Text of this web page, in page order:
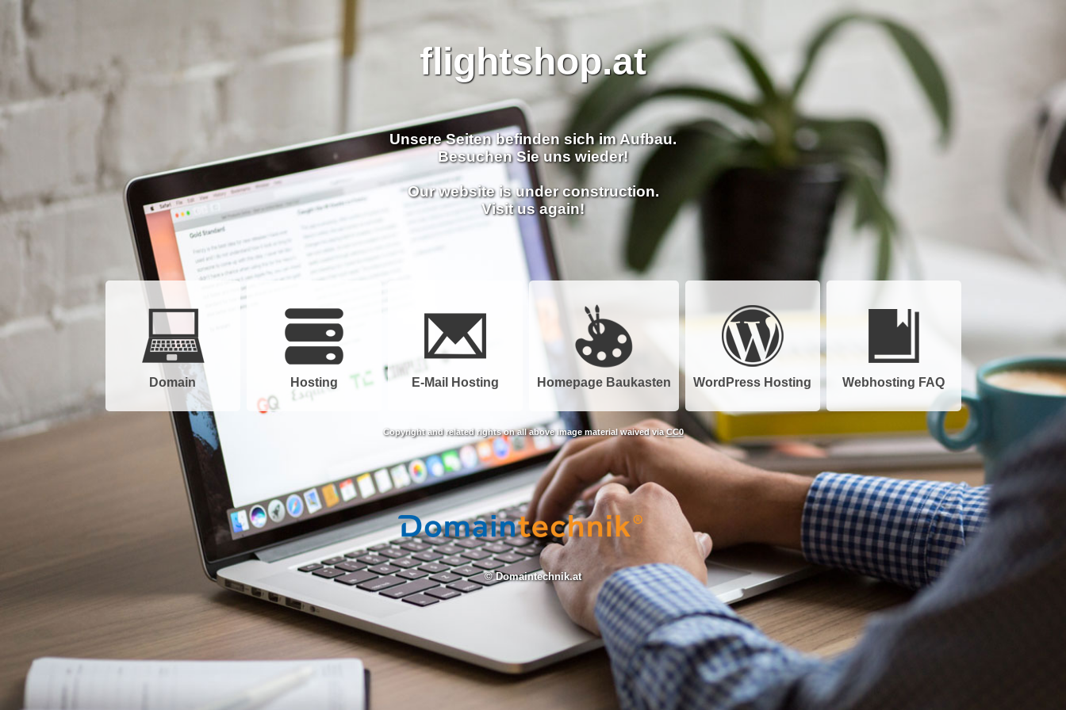
flightshop.at
Unsere Seiten befinden sich im Aufbau.
Besuchen Sie uns wieder!
Our website is under construction.
Visit us again!
Domain Hosting E-Mail Hosting Homepage Baukasten WordPress Hosting Webhosting FAQ
Copyright and related rights on all above image material waived viaCC0
© Domaintechnik.at